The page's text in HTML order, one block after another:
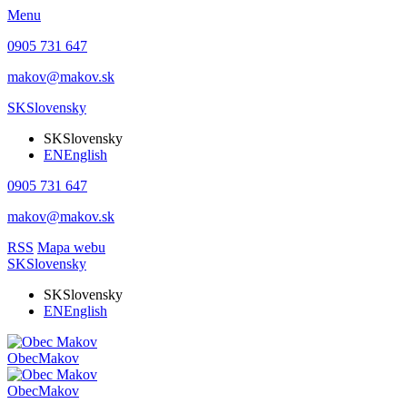
Menu
0905 731 647
makov@makov.sk
SKSlovensky
SKSlovensky
ENEnglish
0905 731 647
makov@makov.sk
RSS Mapa webu
SKSlovensky
SKSlovensky
ENEnglish
ObecMakov
ObecMakov